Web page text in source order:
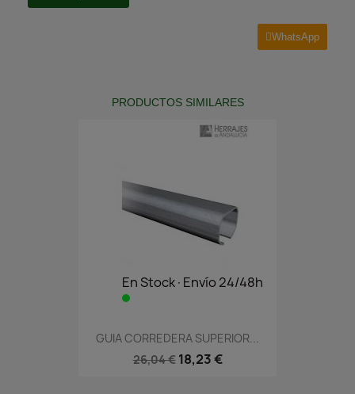
WhatsApp
PRODUCTOS SIMILARES
En Stock·Envío 24/48h
GUIA CORREDERA SUPERIOR...
26,04 € 18,23 €